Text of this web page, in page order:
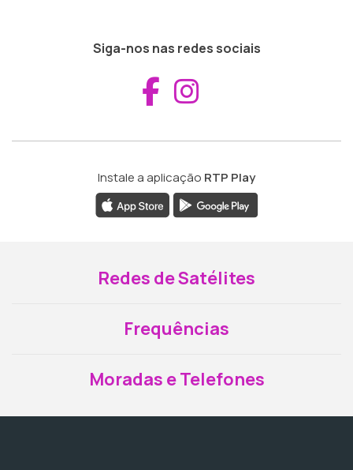
Siga-nos nas redes sociais
Aceder ao
Instale a aplicação RTP Play
Redes de Satélites
Frequências
Moradas e Telefones